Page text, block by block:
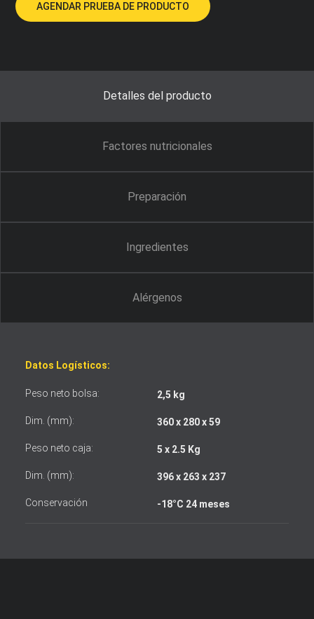
AGENDAR PRUEBA DE PRODUCTO
Detalles del producto
Factores nutricionales
Preparación
Ingredientes
Alérgenos
Datos Logísticos:
Peso neto bolsa: 2,5 kg
Dim. (mm): 360 x 280 x 59
Peso neto caja: 5 x 2.5 Kg
Dim. (mm): 396 x 263 x 237
Conservación -18°C 24 meses